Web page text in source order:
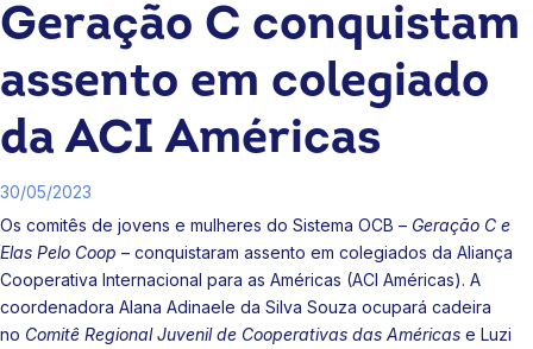
Geração C conquistam
assento em colegiado
da ACI Américas
30/05/2023
Os comitês de jovens e mulheres do Sistema OCB – Geração C e
Elas Pelo Coop – conquistaram assento em colegiados da Aliança
Cooperativa Internacional para as Américas (ACI Américas). A
coordenadora Alana Adinaele da Silva Souza ocupará cadeira
no Comitê Regional Juvenil de Cooperativas das Américas e Luzi